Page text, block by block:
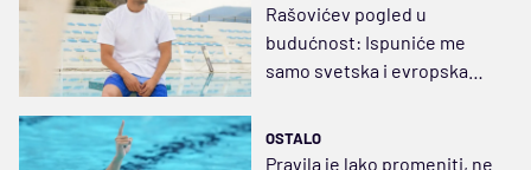
Rašovićev pogled u
budućnost: Ispuniće me
samo svetska i evropska
OSTALO
Pravila je lako promeniti, ne